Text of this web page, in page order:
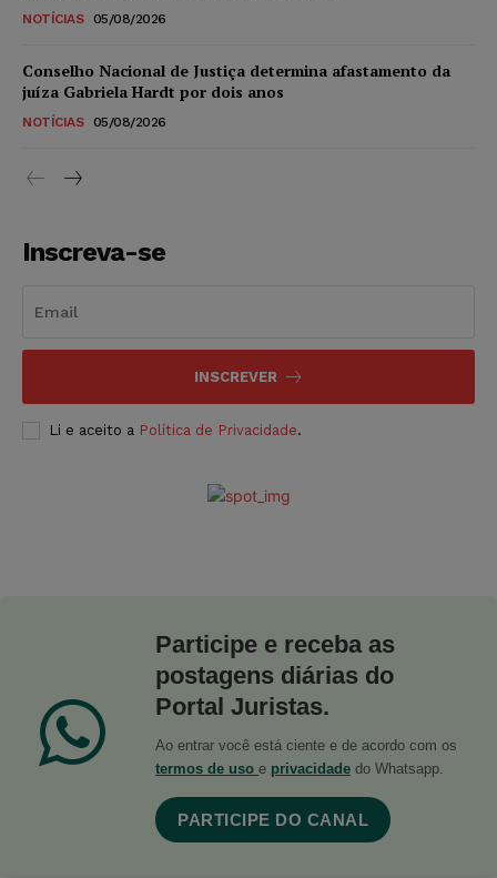
NOTÍCIAS 05/08/2026
Conselho Nacional de Justiça determina afastamento da
juíza Gabriela Hardt por dois anos
NOTÍCIAS 05/08/2026
Inscreva-se
INSCREVER
Li e aceito a Política de Privacidade.
Participe e receba as
postagens diárias do
Portal Juristas.
Ao entrar você está ciente e de acordo com os
termos de uso e privacidade do Whatsapp.
PARTICIPE DO CANAL